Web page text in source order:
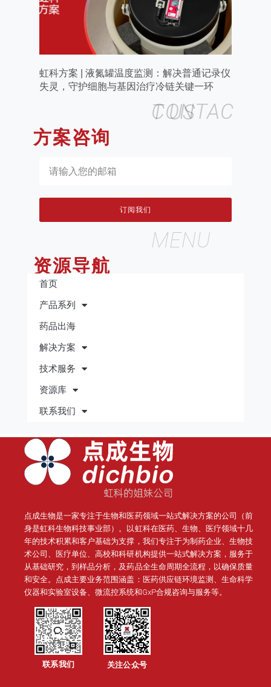
虹科方案 | 液氮罐温度监测：解决普通记录仪
失灵，守护细胞与基因治疗冷链关键一环
方案咨询
CONTACT US
订阅我们
资源导航
MENU
首页
产品系列
药品出海
解决方案
技术服务
资源库
联系我们
点成生物是一家专注于生物和医药领域一站式解决方案的公司（前
身是虹科生物科技事业部）。
以虹科在医药、生物、医疗领域十几
年的技术积累和客户基础为支撑，我们专注于为制药企业、生物技
术公司、医疗单位、高校和科研机构提供一站式解决方案，服务于
从基础研究，到样品分析，及药品全生命周期全流程，以确保质量
和安全。点成主要业务范围涵盖：医药供应链环境监测、生命科学
仪器和实验室设备、微流控系统和GxP合规咨询与服务等。
联系我们 关注公众号